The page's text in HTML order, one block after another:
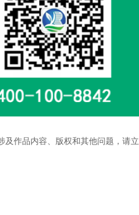
作品内容、版权和其他问题，请立